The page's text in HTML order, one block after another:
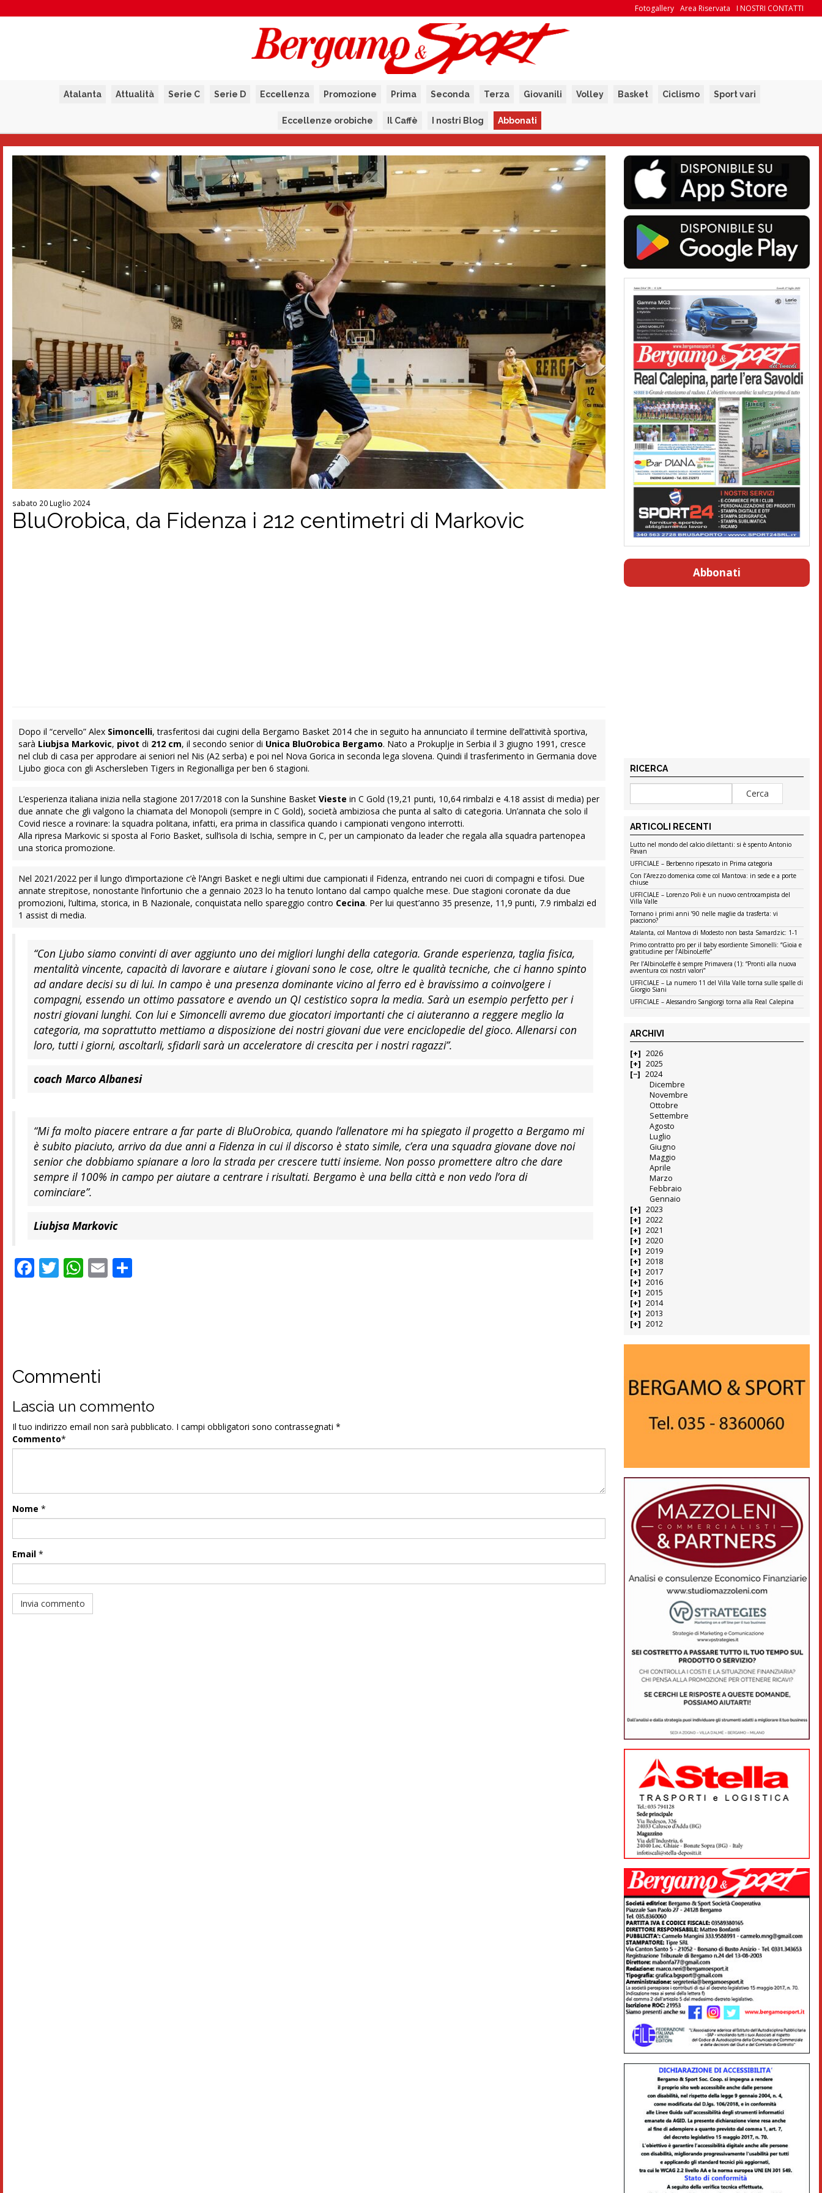
I NOSTRI CONTATTI
Area Riservata
Fotogallery
Atalanta Attualità Serie C Serie D Eccellenza Promozione Prima Seconda Terza Giovanili Volley Basket Ciclismo Sport vari
Eccellenze orobiche Il Caffè I nostri Blog Abbonati
sabato 20 Luglio 2024
BluOrobica, da Fidenza i 212 centimetri di Markovic
Dopo il “cervello” Alex Simoncelli, trasferitosi dai cugini della Bergamo Basket 2014 che in seguito ha annunciato il termine dell’attività sportiva,
sarà Liubjsa Markovic, pivot di 212 cm, il secondo senior di Unica BluOrobica Bergamo. Nato a Prokuplje in Serbia il 3 giugno 1991, cresce
nel club di casa per approdare ai seniori nel Nis (A2 serba) e poi nel Nova Gorica in seconda lega slovena. Quindi il trasferimento in Germania dove
Ljubo gioca con gli Aschersleben Tigers in Regionalliga per ben 6 stagioni.
L’esperienza italiana inizia nella stagione 2017/2018 con la Sunshine BasketVieste in C Gold (19,21 punti, 10,64 rimbalzi e 4.18 assist di media) per
due annate che gli valgono la chiamata del Monopoli (sempre in C Gold), società ambiziosa che punta al salto di categoria. Un’annata che solo il
Covid riesce a rovinare: la squadra politana, infatti, era prima in classifica quando i campionati vengono interrotti.
Alla ripresa Markovic si sposta al Forio Basket, sull’isola di Ischia, sempre in C, per un campionato da leader che regala alla squadra partenopea
una storica promozione.
Nel 2021/2022 per il lungo d’importazione c’è l’Angri Basket e negli ultimi due campionati il Fidenza, entrando nei cuori di compagni e tifosi. Due
annate strepitose, nonostante l’infortunio che a gennaio 2023 lo ha tenuto lontano dal campo qualche mese. Due stagioni coronate da due
promozioni, l’ultima, storica, in B Nazionale, conquistata nello spareggio contro Cecina. Per lui quest’anno 35 presenze, 11,9 punti, 7.9 rimbalzi ed
1 assist di media.
“Con Ljubo siamo convinti di aver aggiunto uno dei migliori lunghi della categoria. Grande esperienza, taglia fisica,
mentalità vincente, capacità di lavorare e aiutare i giovani sono le cose, oltre le qualità tecniche, che ci hanno spinto
ad andare decisi su di lui. In campo è una presenza dominante vicino al ferro ed è bravissimo a coinvolgere i
compagni, essendo un ottimo passatore e avendo un QI cestistico sopra la media. Sarà un esempio perfetto per i
nostri giovani lunghi. Con lui e Simoncelli avremo due giocatori importanti che ci aiuteranno a reggere meglio la
categoria, ma soprattutto mettiamo a disposizione dei nostri giovani due vere enciclopedie del gioco. Allenarsi con
loro, tutti i giorni, ascoltarli, sfidarli sarà un acceleratore di crescita per i nostri ragazzi”.
coach Marco Albanesi
“Mi fa molto piacere entrare a far parte di BluOrobica, quando l’allenatore mi ha spiegato il progetto a Bergamo mi
è subito piaciuto, arrivo da due anni a Fidenza in cui il discorso è stato simile, c’era una squadra giovane dove noi
senior che dobbiamo spianare a loro la strada per crescere tutti insieme. Non posso promettere altro che dare
sempre il 100% in campo per aiutare a centrare i risultati. Bergamo è una bella città e non vedo l’ora di
cominciare”.
Liubjsa Markovic
Facebook
Twitter
WhatsApp
Email
Commenti
Lascia un commento
Il tuo indirizzo email non sarà pubblicato. I campi obbligatori sono contrassegnati*
Commento*
Nome *
Email *
Abbonati
RICERCA
ARTICOLI RECENTI
Lutto nel mondo del calcio dilettanti: si è spento Antonio
Pavan
UFFICIALE – Berbenno ripescato in Prima categoria
Con l’Arezzo domenica come col Mantova: in sede e a porte
chiuse
UFFICIALE – Lorenzo Poli è un nuovo centrocampista del
Villa Valle
Tornano i primi anni ’90 nelle maglie da trasferta: vi
piacciono?
Atalanta, col Mantova di Modesto non basta Samardzic: 1-1
Primo contratto pro per il baby esordiente Simonelli: “Gioia e
gratitudine per l’AlbinoLeffe”
Per l’AlbinoLeffe è sempre Primavera (1): “Pronti alla nuova
avventura coi nostri valori”
UFFICIALE – La numero 11 del Villa Valle torna sulle spalle di
Giorgio Siani
UFFICIALE – Alessandro Sangiorgi torna alla Real Calepina
ARCHIVI
2026
2025
2024
Dicembre
Novembre
Ottobre
Settembre
Agosto
Luglio
Giugno
Maggio
Aprile
Marzo
Febbraio
Gennaio
2023
2022
2021
2020
2019
2018
2017
2016
2015
2014
2013
2012